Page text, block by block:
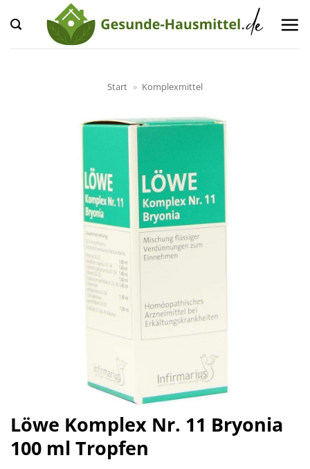
Inhalt
springen
Start » Komplexmittel
Löwe Komplex Nr. 11 Bryonia
100 ml Tropfen